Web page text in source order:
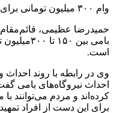
وام ۳۰۰ میلیون تومانی برای نیروگاه بامی
حمیدرضا عظیمی،
بامی بین
است.
وی در رابطه با روند
احداث نیروگاه‌های بامی
کرده‌اند و مردم می‌توانند
برای این دست از افراد